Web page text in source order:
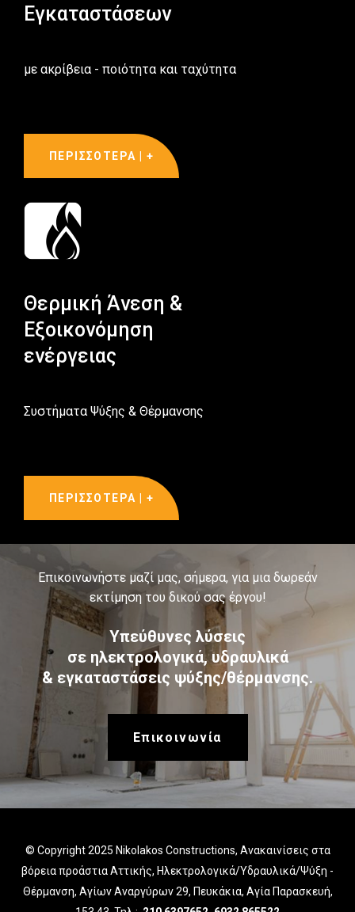
Εγκαταστάσεων
με ακρίβεια - ποιότητα και ταχύτητα
ΠΕΡΙΣΣΟΤΕΡΑ | +
Θερμική Άνεση &
Εξοικονόμηση
ενέργειας
Συστήματα Ψύξης & Θέρμανσης
ΠΕΡΙΣΣΟΤΕΡΑ | +
Επικοινωνήστε μαζί μας, σήμερα, για μια δωρεάν
εκτίμηση του δικού σας έργου!
Υπεύθυνες λύσεις
σε ηλεκτρολογικά, υδραυλικά
& εγκαταστάσεις ψύξης/θέρμανσης.
Eπικοινωνία
© Copyright 2025 Nikolakos Constructions, Ανακαινίσεις στα
βόρεια προάστια Αττικής, Ηλεκτρολογικά/Υδραυλικά/Ψύξη -
Θέρμανση, Αγίων Αναργύρων 29, Πευκάκια, Αγία Παρασκευή,